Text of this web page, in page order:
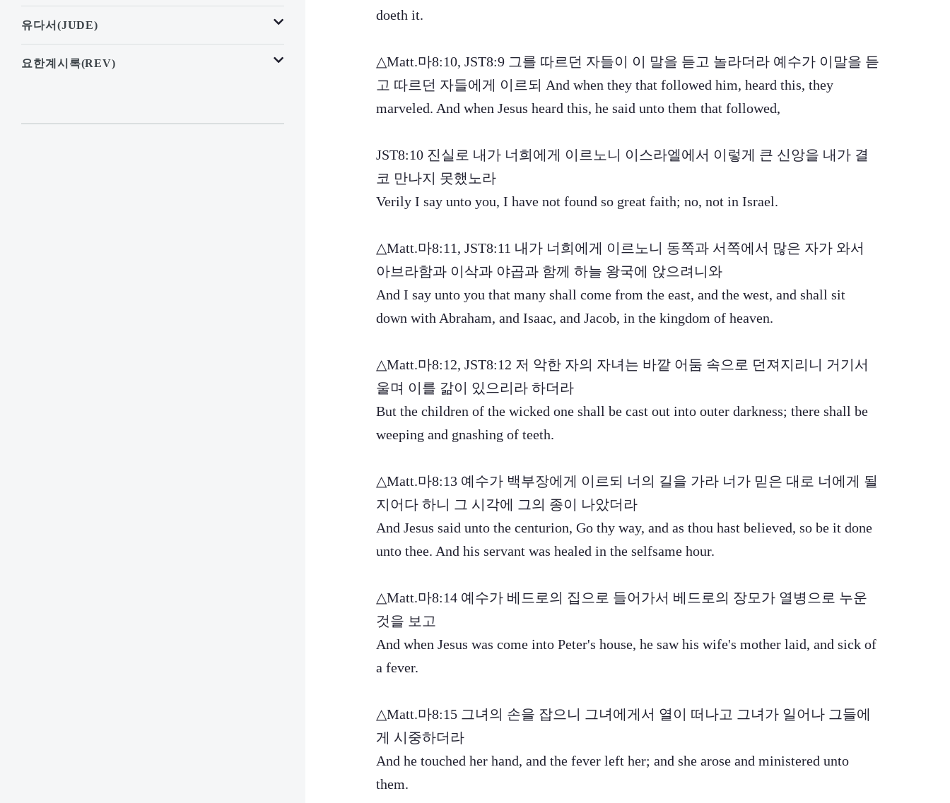
doeth it.
△Matt.마8:10, JST8:9 그를 따르던 자들이 이 말을 듣고 놀라더라 예수가 이말을 듣
고 따르던 자들에게 이르되 And when they that followed him, heard this, they
marveled. And when Jesus heard this, he said unto them that followed,
JST8:10 진실로 내가 너희에게 이르노니 이스라엘에서 이렇게 큰 신앙을 내가 결
코 만나지 못했노라
Verily I say unto you, I have not found so great faith; no, not in Israel.
△Matt.마8:11, JST8:11 내가 너희에게 이르노니 동쪽과 서쪽에서 많은 자가 와서
아브라함과 이삭과 야곱과 함께 하늘 왕국에 앉으려니와
And I say unto you that many shall come from the east, and the west, and shall sit
down with Abraham, and Isaac, and Jacob, in the kingdom of heaven.
△Matt.마8:12, JST8:12 저 악한 자의 자녀는 바깥 어둠 속으로 던져지리니 거기서
울며 이를 갊이 있으리라 하더라
But the children of the wicked one shall be cast out into outer darkness; there shall be
weeping and gnashing of teeth.
△Matt.마8:13 예수가 백부장에게 이르되 너의 길을 가라 너가 믿은 대로 너에게 될
지어다 하니 그 시각에 그의 종이 나았더라
And Jesus said unto the centurion, Go thy way, and as thou hast believed, so be it done
unto thee. And his servant was healed in the selfsame hour.
△Matt.마8:14 예수가 베드로의 집으로 들어가서 베드로의 장모가 열병으로 누운
것을 보고
And when Jesus was come into Peter's house, he saw his wife's mother laid, and sick of
a fever.
△Matt.마8:15 그녀의 손을 잡으니 그녀에게서 열이 떠나고 그녀가 일어나 그들에
게 시중하더라
And he touched her hand, and the fever left her; and she arose and ministered unto
them.
유다서(JUDE)
요한계시록(REV)